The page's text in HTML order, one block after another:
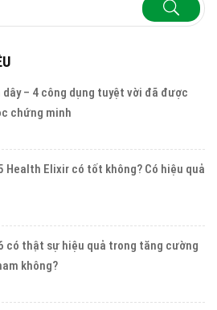
dây – 4 công dụng tuyệt vời đã được
chứng minh
Health Elixir có tốt không? Có hiệu quả
có thật sự hiệu quả trong tăng cường
không?